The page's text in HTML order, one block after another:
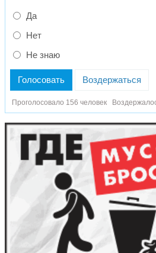
Да
Нет
Не знаю
Голосовать Воздержаться
Проголосовало 156 человек